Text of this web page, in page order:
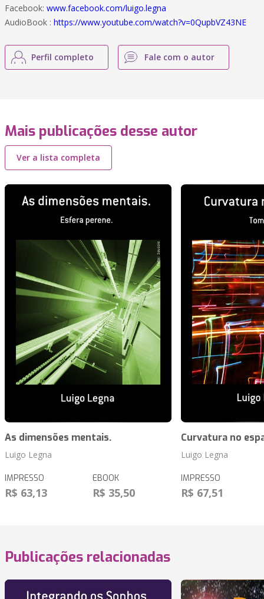
Facebook: www.facebook.com/luigo.legna
AudioBook : https://www.youtube.com/watch?v=0QupbVZ43NE
Perfil completo Fale com o autor
Mais publicações desse autor
Ver a lista completa
As dimensões mentais.
Luigo Legna
IMPRESSO
R$ 63,13
EBOOK
R$ 35,50
Curvatura no
Luigo Legna
IMPRESSO
R$ 67,51
Publicações relacionadas